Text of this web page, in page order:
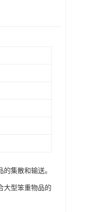
集散和输送。
大型笨重物品的